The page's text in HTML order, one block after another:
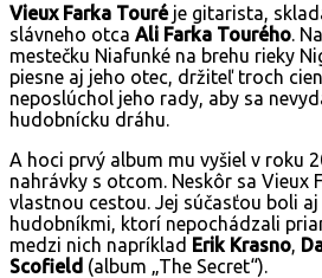
Vieux Farka Touréje gitarista,
slávneho otca Ali Farka Tourého.
mestečku Niafunké na brehu rieky
piesne aj jeho otec, držiteľ troch
neposlúchol jeho rady, aby sa
hudobnícku dráhu.
A hoci prvý album mu vyšiel v roku
nahrávky s otcom. Neskôr sa Vieux
vlastnou cestou. Jej súčasťou boli
hudobníkmi, ktorí nepochádzali
medzi nich napríklad Erik Krasno,
Scofield (album „The Secret“).